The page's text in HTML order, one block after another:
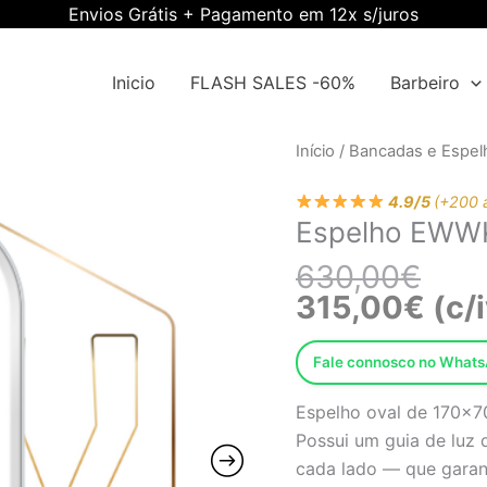
Envios Grátis + Pagamento em 12x s/juros
Inicio FLASH SALES -60% Barbeiro
Início / Bancadas e
4.9/5 (+200
Espelho
630,00€
O
era:
O
atual
é:
315,00€ (c/
Fale connosco no
Espelho oval de
Possui um guia de
cada lado — que
Quantidade
Espelho
EWWK-
BLSR